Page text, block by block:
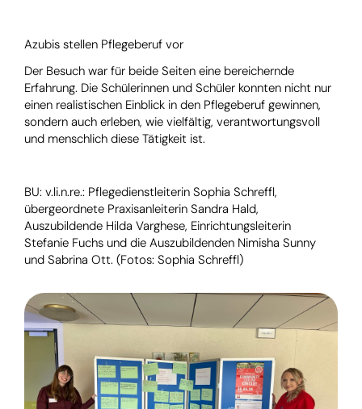
Azubis stellen Pflegeberuf vor
Der Besuch war für beide Seiten eine bereichernde
Erfahrung. Die Schülerinnen und Schüler konnten nicht nur
einen realistischen Einblick in den Pflegeberuf gewinnen,
sondern auch erleben, wie vielfältig, verantwortungsvoll
und menschlich diese Tätigkeit ist.
BU: v.li.n.re.: Pflegedienstleiterin Sophia Schreffl,
übergeordnete Praxisanleiterin Sandra Hald,
Auszubildende Hilda Varghese, Einrichtungsleiterin
Stefanie Fuchs und die Auszubildenden Nimisha Sunny
und Sabrina Ott. (Fotos: Sophia Schreffl)